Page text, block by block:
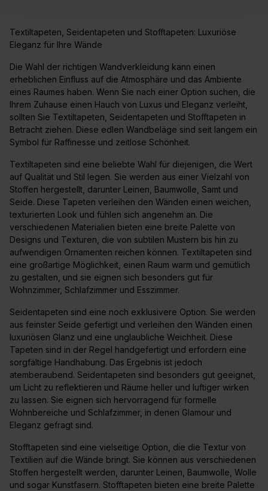
Textiltapeten, Seidentapeten und Stofftapeten: Luxuriöse
Eleganz für Ihre Wände
Die Wahl der richtigen Wandverkleidung kann einen
erheblichen Einfluss auf die Atmosphäre und das Ambiente
eines Raumes haben. Wenn Sie nach einer Option suchen, die
Ihrem Zuhause einen Hauch von Luxus und Eleganz verleiht,
sollten Sie Textiltapeten, Seidentapeten und Stofftapeten in
Betracht ziehen. Diese edlen Wandbeläge sind seit langem ein
Symbol für Raffinesse und zeitlose Schönheit.
Textiltapeten sind eine beliebte Wahl für diejenigen, die Wert
auf Qualität und Stil legen. Sie werden aus einer Vielzahl von
Stoffen hergestellt, darunter Leinen, Baumwolle, Samt und
Seide. Diese Tapeten verleihen den Wänden einen weichen,
texturierten Look und fühlen sich angenehm an. Die
verschiedenen Materialien bieten eine breite Palette von
Designs und Texturen, die von subtilen Mustern bis hin zu
aufwendigen Ornamenten reichen können. Textiltapeten sind
eine großartige Möglichkeit, einen Raum warm und gemütlich
zu gestalten, und sie eignen sich besonders gut für
Wohnzimmer, Schlafzimmer und Esszimmer.
Seidentapeten sind eine noch exklusivere Option. Sie werden
aus feinster Seide gefertigt und verleihen den Wänden einen
luxuriösen Glanz und eine unglaubliche Weichheit. Diese
Tapeten sind in der Regel handgefertigt und erfordern eine
sorgfältige Handhabung. Das Ergebnis ist jedoch
atemberaubend. Seidentapeten sind besonders gut geeignet,
um Licht zu reflektieren und Räume heller und luftiger wirken
zu lassen. Sie eignen sich hervorragend für formelle
Wohnbereiche und Schlafzimmer, in denen Glamour und
Eleganz gefragt sind.
Stofftapeten sind eine vielseitige Option, die die Textur von
Textilien auf die Wände bringt. Sie können aus verschiedenen
Stoffen hergestellt werden, darunter Leinen, Baumwolle, Wolle
und sogar Kunstfasern. Stofftapeten bieten eine breite Palette